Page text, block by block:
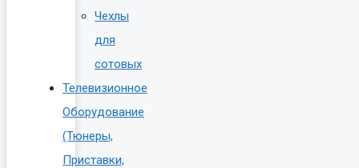
Чехлы
для
сотовых
Телевизионное
Оборудование
(Тюнеры,
Приставки,